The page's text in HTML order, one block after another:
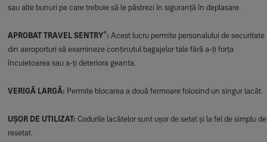
sau alte bunuri pe care trebuie să le păstrezi în siguranță în deplasare.
APROBAT TRAVEL SENTRY®: Acest lucru permite personalului de securitate
din aeroporturi să examineze conținutul bagajelor tale fără a-ți forța
încuietoarea sau a-ți deteriora geanta.
VERIGĂ LARGĂ: Permite blocarea a două fermoare folosind un singur lacăt.
UȘOR DE UTILIZAT: Codurile lacătelor sunt ușor de setat și la fel de simplu de
resetat.